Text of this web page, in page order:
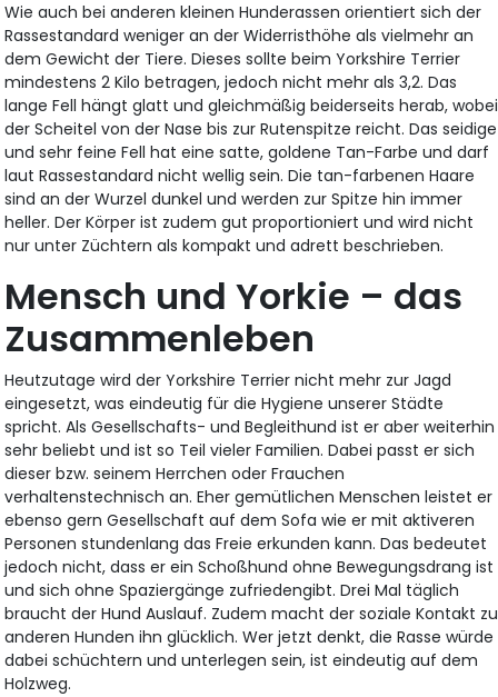
Wie auch bei anderen kleinen Hunderassen orientiert sich der
Rassestandard weniger an der Widerristhöhe als vielmehr an
dem Gewicht der Tiere. Dieses sollte beim Yorkshire Terrier
mindestens 2 Kilo betragen, jedoch nicht mehr als 3,2. Das
lange Fell hängt glatt und gleichmäßig beiderseits herab, wobei
der Scheitel von der Nase bis zur Rutenspitze reicht. Das seidige
und sehr feine Fell hat eine satte, goldene Tan-Farbe und darf
laut Rassestandard nicht wellig sein. Die tan-farbenen Haare
sind an der Wurzel dunkel und werden zur Spitze hin immer
heller. Der Körper ist zudem gut proportioniert und wird nicht
nur unter Züchtern als kompakt und adrett beschrieben.
Mensch und Yorkie – das
Zusammenleben
Heutzutage wird der Yorkshire Terrier nicht mehr zur Jagd
eingesetzt, was eindeutig für die Hygiene unserer Städte
spricht. Als Gesellschafts- und Begleithund ist er aber weiterhin
sehr beliebt und ist so Teil vieler Familien. Dabei passt er sich
dieser bzw. seinem Herrchen oder Frauchen
verhaltenstechnisch an. Eher gemütlichen Menschen leistet er
ebenso gern Gesellschaft auf dem Sofa wie er mit aktiveren
Personen stundenlang das Freie erkunden kann. Das bedeutet
jedoch nicht, dass er ein Schoßhund ohne Bewegungsdrang ist
und sich ohne Spaziergänge zufriedengibt. Drei Mal täglich
braucht der Hund Auslauf. Zudem macht der soziale Kontakt zu
anderen Hunden ihn glücklich. Wer jetzt denkt, die Rasse würde
dabei schüchtern und unterlegen sein, ist eindeutig auf dem
Holzweg.